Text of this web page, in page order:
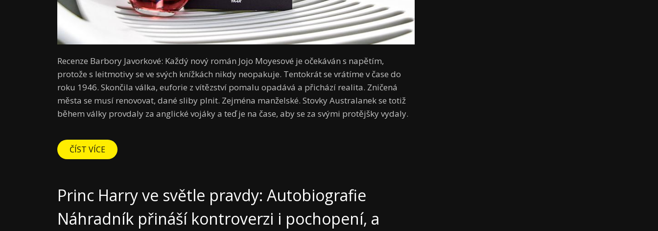
Recenze Barbory Javorkové: Každý nový román Jojo Moyesové je očekáván s napětím,
protože s leitmotivy se ve svých knížkách nikdy neopakuje. Tentokrát se vrátíme v čase do
roku 1946. Skončila válka, euforie z vítězství pomalu opadává a přichází realita. Zničená
města se musí renovovat, dané sliby plnit. Zejména manželské. Stovky Australanek se totiž
během války provdaly za anglické vojáky a teď je na čase, aby se za svými protějšky vydaly.
ČÍST VÍCE
Princ Harry ve světle pravdy: Autobiografie
Náhradník přináší kontroverzi i pochopení, a